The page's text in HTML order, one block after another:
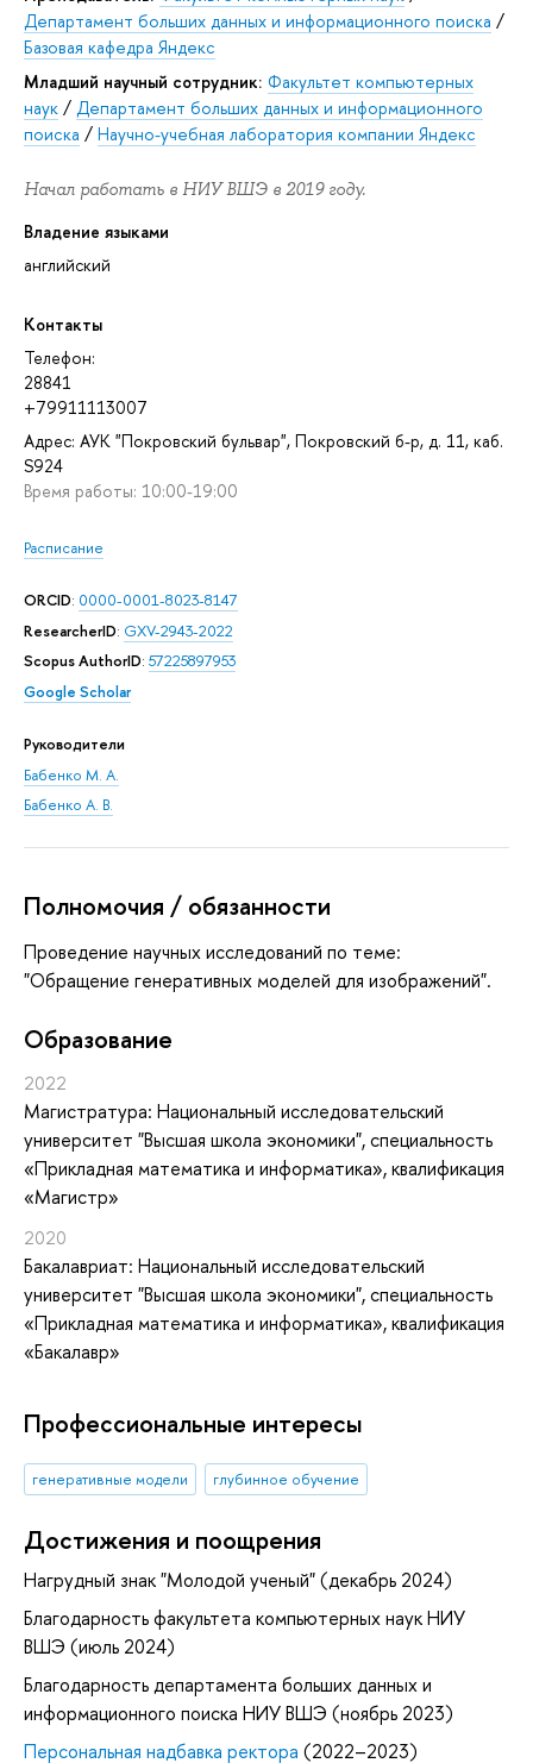
Департамент больших данных и информационного поиска /
Базовая кафедра Яндекс
Младший научный сотрудник: Факультет компьютерных
наук / Департамент больших данных и информационного
поиска / Научно-учебная лаборатория компании Яндекс
Начал работать в НИУ ВШЭ в 2019 году.
Владение языками
английский
Контакты
Телефон:
28841
+79911113007
Адрес: АУК "Покровский бульвар", Покровский б-р, д. 11, каб.
S924
Время работы: 10:00-19:00
Расписание
ORCID: 0000-0001-8023-8147
ResearcherID: GXV-2943-2022
Scopus AuthorID: 57225897953
Google Scholar
Руководители
Бабенко М. А.
Бабенко А. В.
Полномочия / обязанности
Проведение научных исследований по теме:
"Обращение генеративных моделей для изображений".
Oбразование
2022
Магистратура: Национальный исследовательский
университет "Высшая школа экономики", специальность
«Прикладная математика и информатика», квалификация
«Магистр»
2020
Бакалавриат: Национальный исследовательский
университет "Высшая школа экономики", специальность
«Прикладная математика и информатика», квалификация
«Бакалавр»
Профессиональные интересы
генеративные модели глубинное обучение
Достижения и поощрения
Нагрудный знак "Молодой ученый" (декабрь 2024)
Благодарность факультета компьютерных наук НИУ
ВШЭ (июль 2024)
Благодарность департамента больших данных и
информационного поиска НИУ ВШЭ (ноябрь 2023)
Персональная надбавка ректора (2022–2023)